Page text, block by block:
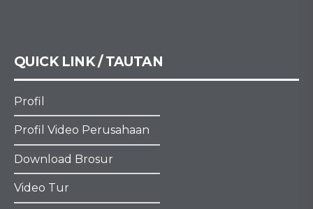
QUICK LINK / TAUTAN
Profil
Profil Video Perusahaan
Download Brosur
Video Tur